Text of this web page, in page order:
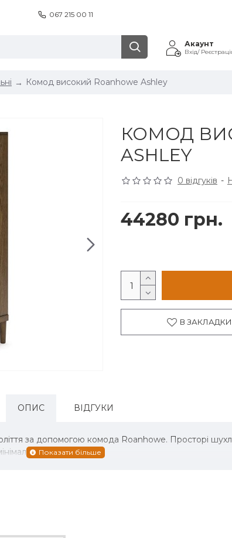
067 215 00 11
Акаунт
Вхід/
Комод високий Roanhowe Ashley
КОМОД
ASHLEY
0 відгуків -
44280 грн.
В ЗАКЛАДКИ
ОПИС ВІДГУКИ
за допомогою комода Roanhowe. Просторі
до крайності.